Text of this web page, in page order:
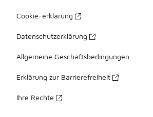
Cookie-erklärung
Datenschutzerklärung
Allgemeine Geschäftsbedingungen
Erklärung zur Barrierefreiheit
Ihre Rechte